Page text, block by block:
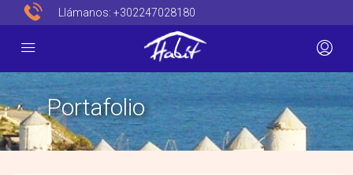
Llámanos: +302247028180
Portafolio